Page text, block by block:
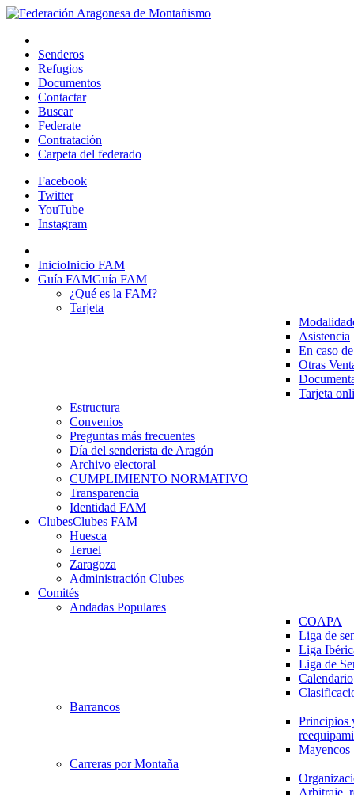
Senderos
Refugios
Documentos
Contactar
Buscar
Federate
Contratación
Carpeta del federado
Facebook
Twitter
YouTube
Instagram
InicioInicio FAM
Guía FAMGuía FAM
¿Qué es la FAM?
Tarjeta
Asistencia
En caso
Otras
Tarjeta
Estructura
Convenios
Preguntas más frecuentes
Día del senderista de Aragón
Archivo electoral
CUMPLIMIENTO NORMATIVO
Transparencia
Identidad FAM
ClubesClubes FAM
Huesca
Teruel
Zaragoza
Administración Clubes
Comités
Andadas Populares
COAPA
Liga de
Liga
Liga de
Calendario
Barrancos
Principios
Mayencos
Carreras por Montaña
Arbitraje,